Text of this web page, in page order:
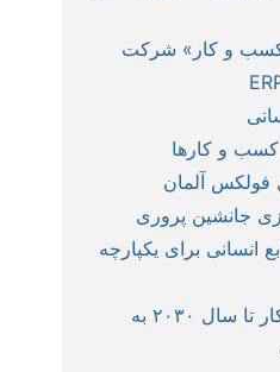
و کار» شرکت
و کارها
فولکس آلمان
جانشین پروری
انسانی برای یکپارچه
روندهای کسب و کار تا سال ۲۰۳۰ به